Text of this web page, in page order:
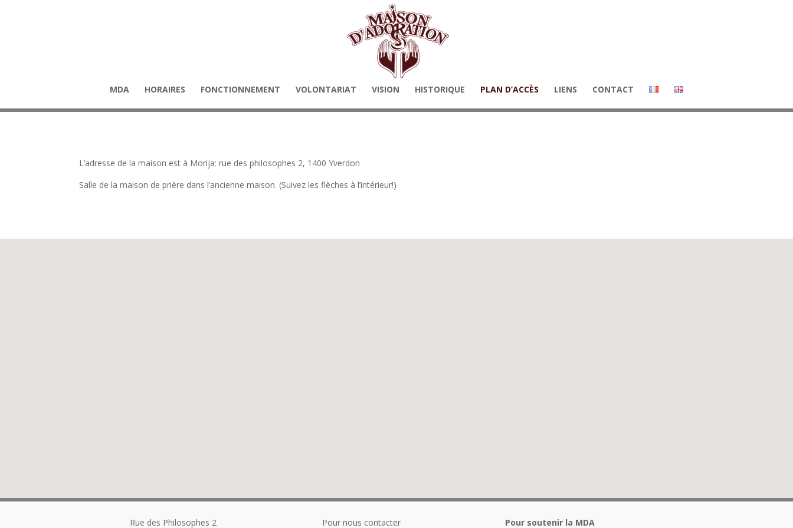
MDA HORAIRES FONCTIONNEMENT VOLONTARIAT VISION HISTORIQUE PLAN D’ACCÈS LIENS CONTACT
L’adresse de la maison est à Morija: rue des philosophes 2, 1400 Yverdon
Salle de la maison de prière dans l’ancienne maison. (Suivez les flèches à l’intérieur!)
Rue des Philosophes 2 Pour nous contacter Pour soutenir la MDA